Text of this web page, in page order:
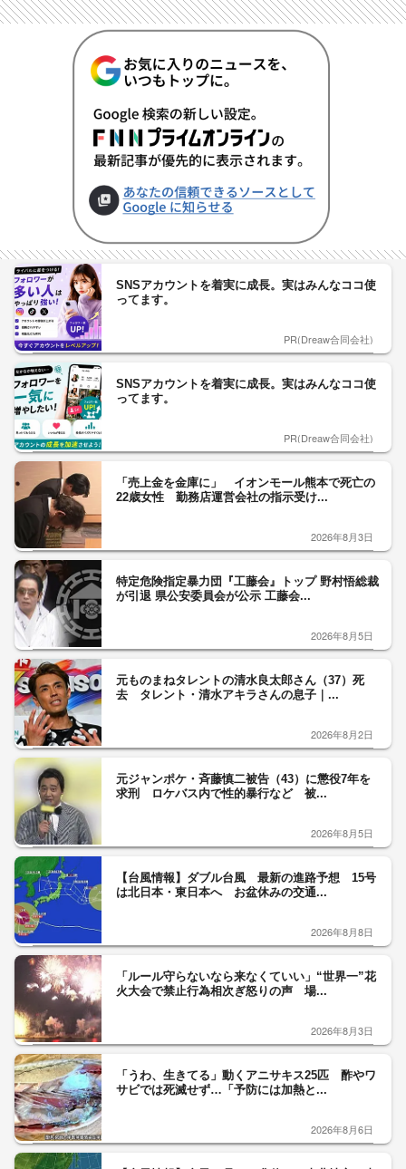
SNSアカウントを着実に成長。実はみんなココ使
ってます。
PR(Dreaw合同会社)
SNSアカウントを着実に成長。実はみんなココ使
ってます。
PR(Dreaw合同会社)
「売上金を金庫に」 イオンモール熊本で死亡の
22歳女性 勤務店運営会社の指示受け...
2026年8月3日
特定危険指定暴力団『工藤会』トップ 野村悟総裁
が引退 県公安委員会が公示 工藤会...
2026年8月5日
元ものまねタレントの清水良太郎さん（37）死
去 タレント・清水アキラさんの息子｜...
2026年8月2日
元ジャンポケ・斉藤慎二被告（43）に懲役7年を
求刑 ロケバス内で性的暴行など 被...
2026年8月5日
【台風情報】ダブル台風 最新の進路予想 15号
は北日本・東日本へ お盆休みの交通...
2026年8月8日
「ルール守らないなら来なくていい」“世界一”花
火大会で禁止行為相次ぎ怒りの声 場...
2026年8月3日
「うわ、生きてる」動くアニサキス25匹 酢やワ
サビでは死滅せず…「予防には加熱と...
2026年8月6日